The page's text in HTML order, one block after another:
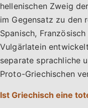
hellenischen Zweig
im Gegensatz zu den
Spanisch,
Vulgärlatein
separate sprachliche
Proto-Griechischen
Ist Griechisch eine